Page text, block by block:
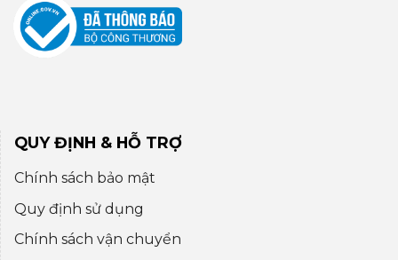
QUY ĐỊNH & HỖ TRỢ
Chính sách bảo mật
Quy định sử dụng
Chính sách vận chuyển